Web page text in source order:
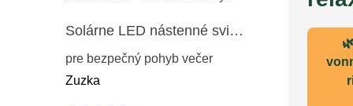
Solárne LED nástenné svietidlo s pohybovým a súmrakovým senzorom – vonkajšie fasádne osvetlenie IP65
pre bezpečný pohyb večer
Zuzka